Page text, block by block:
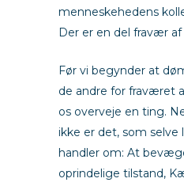
menneskehedens
Der er en del fravær
Før vi begynder at
de andre for fraværet
os overveje en ting.
ikke er det, som selve
handler om: At
oprindelige tilstand,